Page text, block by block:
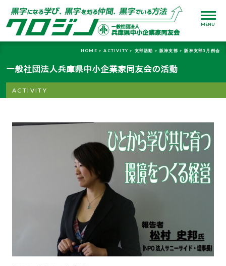
MENU
HOME >ACTIVITY > 支部活動 > 阪神支部 >阪神支部3月例会
一般社団法人兵庫県中小企業家同友会の活動
ACTIVITY